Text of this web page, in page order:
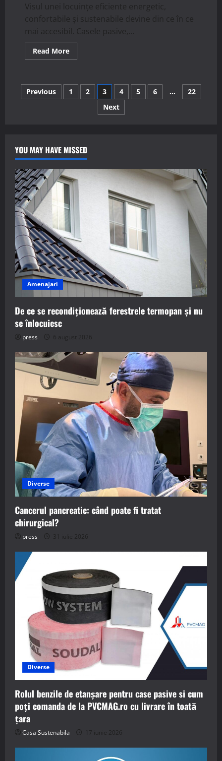
Visul unei locuințe eficiente energetic,
confortabile și sustenabile devine din ce în ce
mai accesibil. Casele pasive,...
Read MoreRead
more
fi
integrată
tehnologia
casă
pasivă?
Paginație
Previous 1 2 3 4 5 6 …
22
Next
YOU MAY HAVE MISSED
Amenajari
De ce se recondiționează ferestrele termopan și nu
se înlocuiesc
press 6 august 2026
Diverse
Cancerul pancreatic: când poate fi tratat
chirurgical?
press 31 iulie 2026
Diverse
Rolul benzile de etanșare pentru case pasive si cum
poți comanda de la PVCMAG.ro cu livrare în toată
țara
Casa Sustenabila 17 iunie 2026